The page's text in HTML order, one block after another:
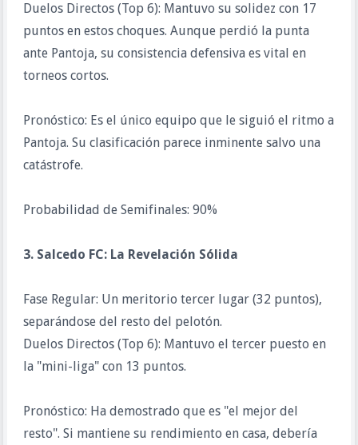
Duelos Directos (Top 6): Mantuvo su solidez con 17
puntos en estos choques. Aunque perdió la punta
ante Pantoja, su consistencia defensiva es vital en
torneos cortos.
Pronóstico: Es el único equipo que le siguió el ritmo a
Pantoja. Su clasificación parece inminente salvo una
catástrofe.
Probabilidad de Semifinales: 90%
3. Salcedo FC: La Revelación Sólida
Fase Regular: Un meritorio tercer lugar (32 puntos),
separándose del resto del pelotón.
Duelos Directos (Top 6): Mantuvo el tercer puesto en
la "mini-liga" con 13 puntos.
Pronóstico: Ha demostrado que es "el mejor del
resto". Si mantiene su rendimiento en casa, debería